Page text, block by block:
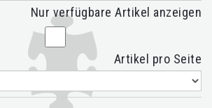
Nur verfügbare Artikel anzeigen
Artikel pro Seite